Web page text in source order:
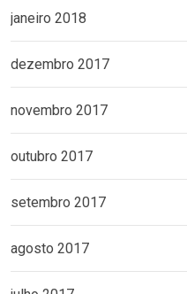
janeiro 2018
dezembro 2017
novembro 2017
outubro 2017
setembro 2017
agosto 2017